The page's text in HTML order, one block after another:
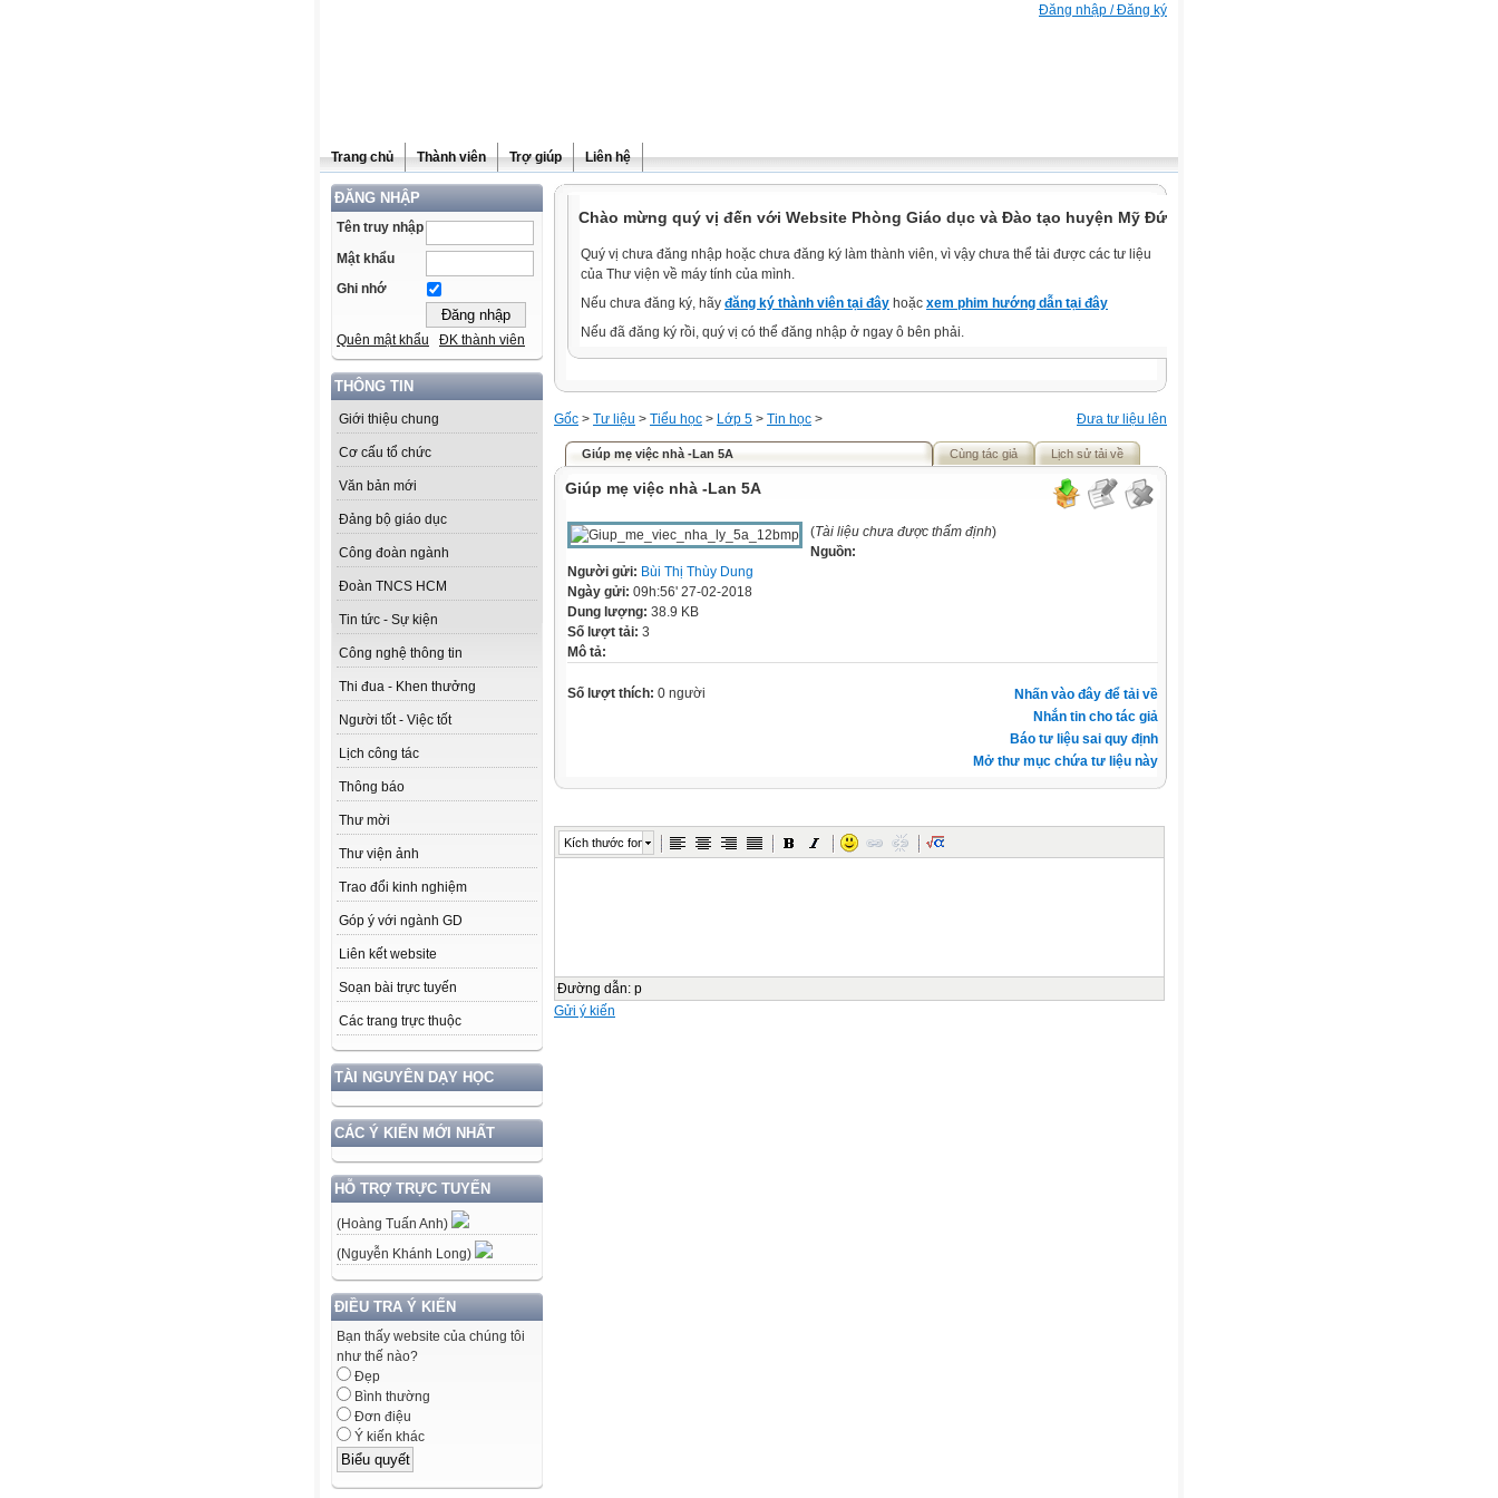
Đăng nhập / Đăng ký
Trang chủ Thành viên Trợ giúp Liên hệ
ĐĂNG NHẬP
Tên truy nhập
Mật khẩu
Ghi nhớ
Quên mật khẩu ĐK thành viên
THÔNG TIN
Giới thiệu chung
Cơ cấu tổ chức
Văn bản mới
Đảng bộ giáo dục
Công đoàn ngành
Đoàn TNCS HCM
Tin tức - Sự kiện
Công nghệ thông tin
Thi đua - Khen thưởng
Người tốt - Việc tốt
Lịch công tác
Thông báo
Thư mời
Thư viện ảnh
Trao đổi kinh nghiệm
Góp ý với ngành GD
Liên kết website
Soạn bài trực tuyến
Các trang trực thuộc
TÀI NGUYÊN DẠY HỌC
CÁC Ý KIẾN MỚI NHẤT
HỖ TRỢ TRỰC TUYẾN
(Hoàng Tuấn Anh)
(Nguyễn Khánh Long)
ĐIỀU TRA Ý KIẾN
Bạn thấy website của chúng tôi
như thế nào?
Đẹp
Bình thường
Đơn điệu
Ý kiến khác
Chào mừng quý vị đến với Website Phòng Giáo dục và Đào tạo huyện Mỹ Đức.
Quý vị chưa đăng nhập hoặc chưa đăng ký làm thành viên, vì vậy chưa thể tải được các tư liệu
của Thư viện về máy tính của mình.
Nếu chưa đăng ký, hãy đăng ký thành viên tại đây hoặc xem phim hướng dẫn tại đây
Nếu đã đăng ký rồi, quý vị có thể đăng nhập ở ngay ô bên phải.
Đưa tư liệu lên
Gốc > Tư liệu > Tiểu học > Lớp 5 > Tin học >
Giúp mẹ việc nhà -Lan 5A Cùng tác giả Lịch sử tải về
Giúp mẹ việc nhà -Lan 5A
(Tài liệu chưa được thẩm định)
Nguồn:
Người gửi: Bùi Thị Thùy Dung
Ngày gửi: 09h:56' 27-02-2018
Dung lượng: 38.9 KB
Số lượt tải: 3
Mô tả:
Nhấn vào đây để tải về
Nhắn tin cho tác giả
Báo tư liệu sai quy định
Mở thư mục chứa tư liệu này
Số lượt thích: 0 người
Kích thước font
Đường dẫn: p
Gửi ý kiến